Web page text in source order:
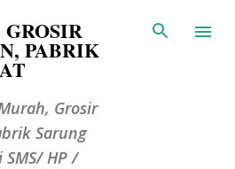
PABRIK
Grosir
Sarung
HP /